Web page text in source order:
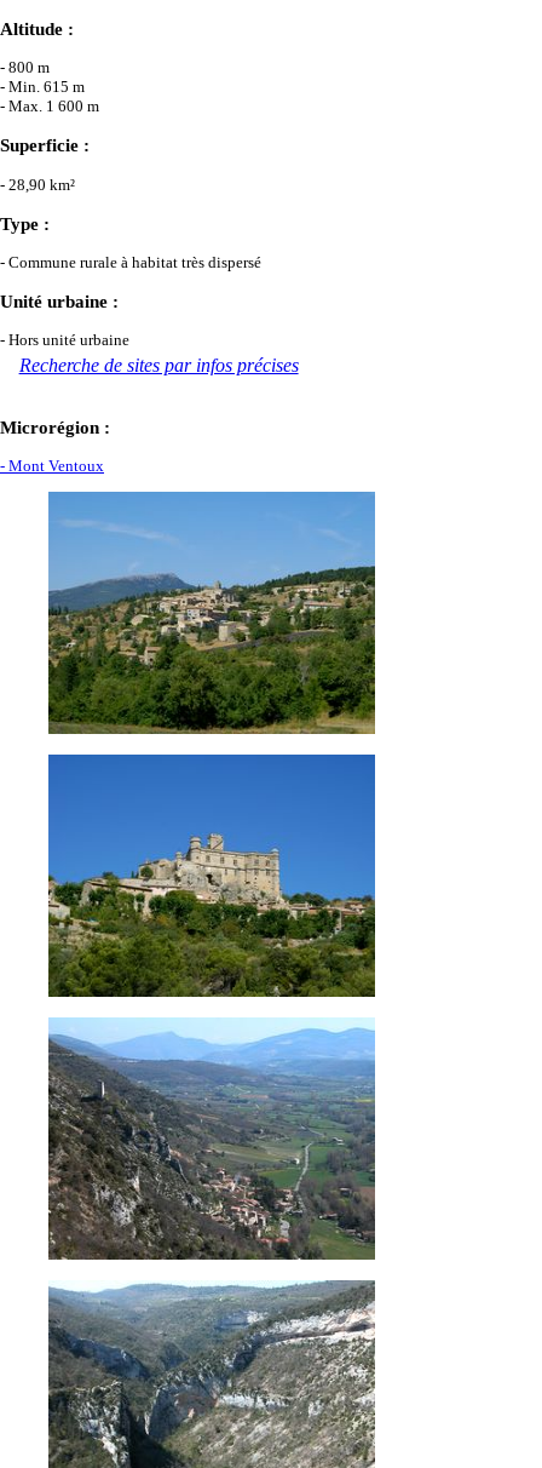
Altitude :
- 800 m
- Min. 615 m
- Max. 1 600 m
Superficie :
- 28,90 km²
Type :
- Commune rurale à habitat très dispersé
Unité urbaine :
- Hors unité urbaine
Recherche de sites par infos précises
Microrégion :
- Mont Ventoux